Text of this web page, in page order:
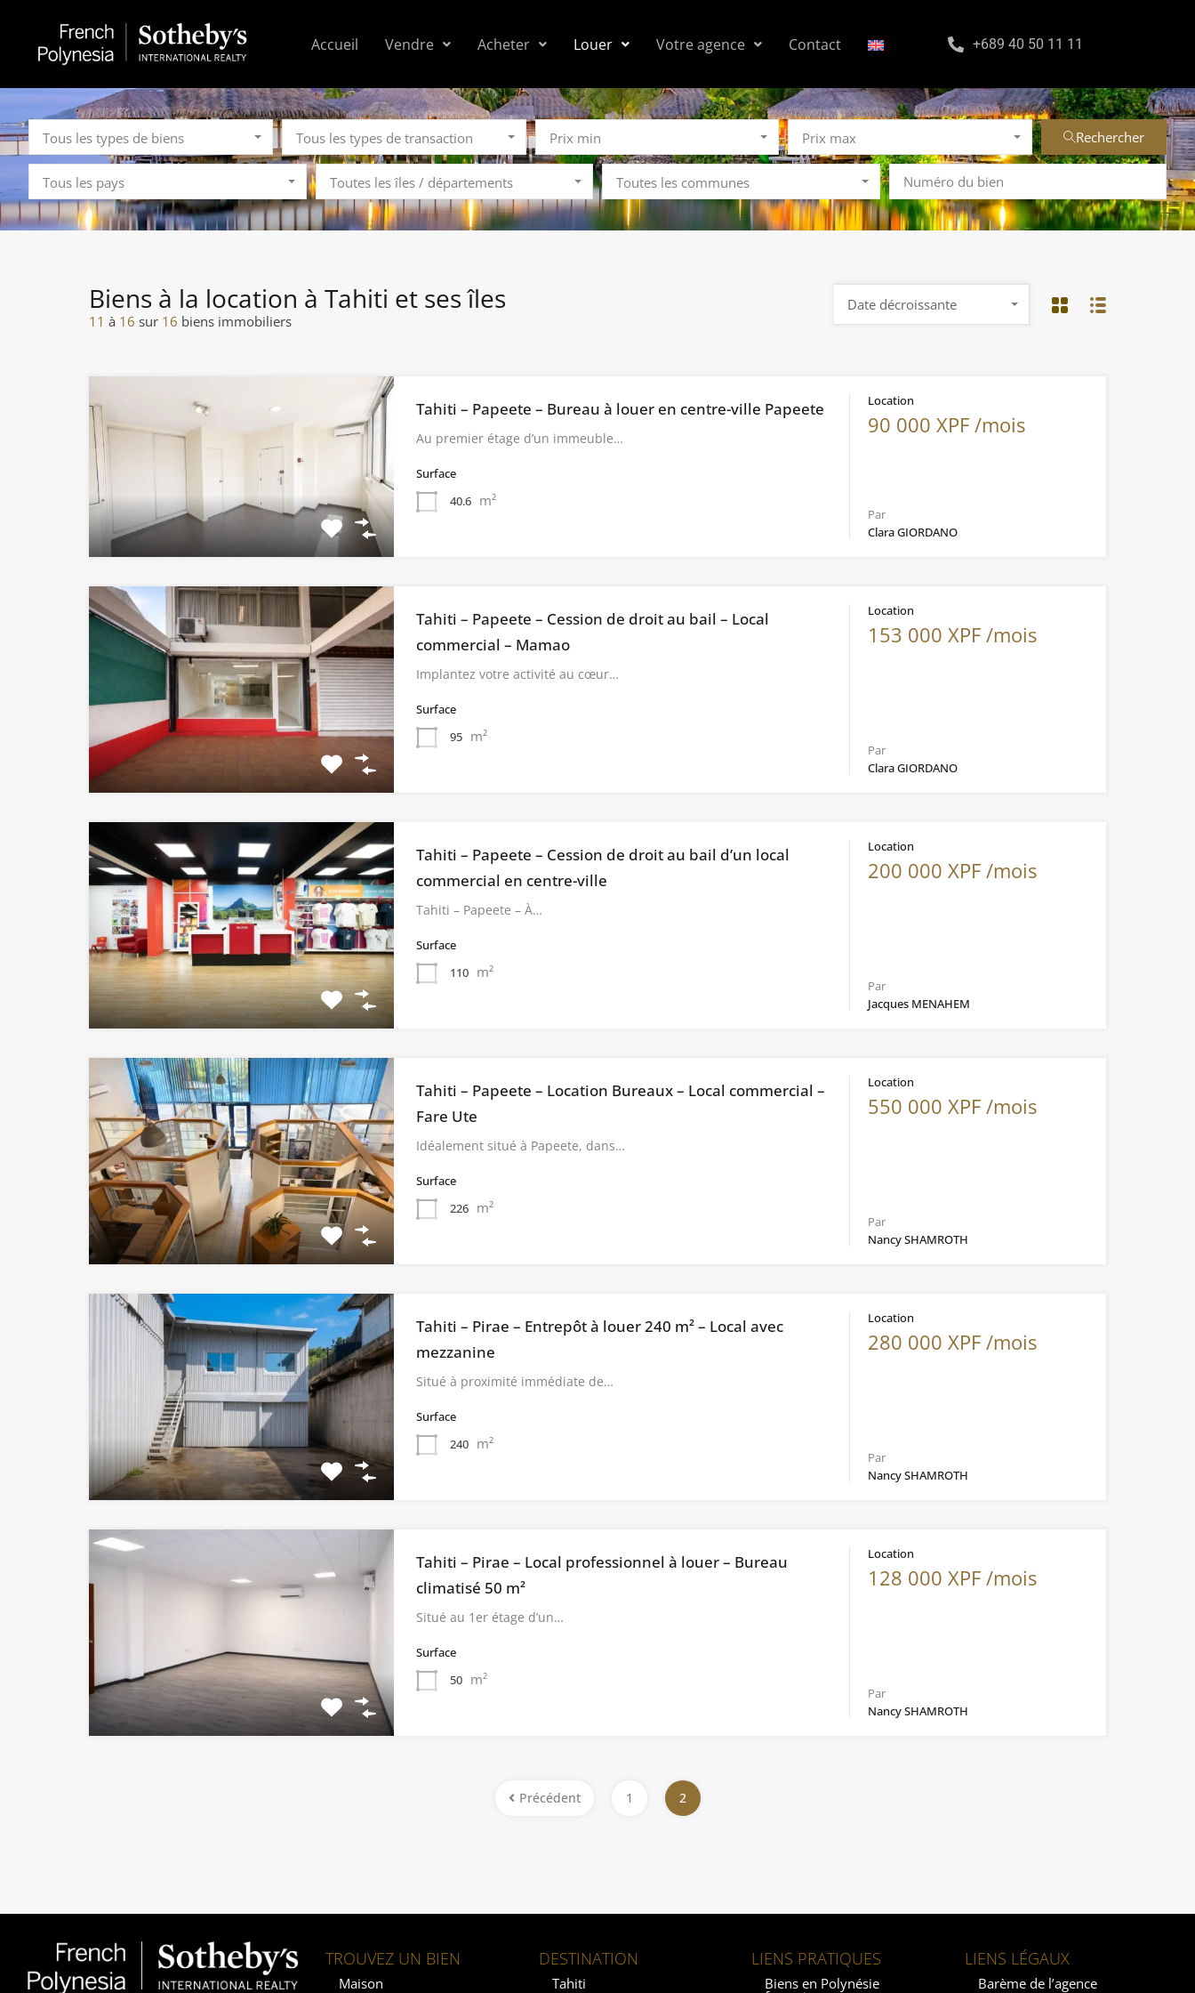
Accueil Vendre Acheter Louer Votre agence Contact +689 40 50 11 11
Tous les types de biens Tous les types de transaction Prix min Prix max Rechercher
Tous les pays Toutes les îles / départements Toutes les communes
Biens à la location à Tahiti et ses îles
11 à 16 sur 16 biens immobiliers
Date décroissante
Tahiti – Papeete – Bureau à louer en centre-ville Papeete
Au premier étage d’un immeuble…
Surface
40.6 m²
Location
90 000 XPF /mois
Par
Clara GIORDANO
Tahiti – Papeete – Cession de droit au bail – Local
commercial – Mamao
Implantez votre activité au cœur…
Surface
95 m²
Location
153 000 XPF /mois
Par
Clara GIORDANO
Tahiti – Papeete – Cession de droit au bail d’un local
commercial en centre-ville
Tahiti – Papeete – À…
Surface
110 m²
Location
200 000 XPF /mois
Par
Jacques MENAHEM
Tahiti – Papeete – Location Bureaux – Local commercial –
Fare Ute
Idéalement situé à Papeete, dans…
Surface
226 m²
Location
550 000 XPF /mois
Par
Nancy SHAMROTH
Tahiti – Pirae – Entrepôt à louer 240 m² – Local avec
mezzanine
Situé à proximité immédiate de…
Surface
240 m²
Location
280 000 XPF /mois
Par
Nancy SHAMROTH
Tahiti – Pirae – Local professionnel à louer – Bureau
climatisé 50 m²
Situé au 1er étage d’un…
Surface
50 m²
Location
128 000 XPF /mois
Par
Nancy SHAMROTH
Précédent 1 2
TROUVEZ UN BIEN
Maison
DESTINATION
Tahiti
LIENS PRATIQUES
Biens en Polynésie
LIENS LÉGAUX
Barème de l’agence